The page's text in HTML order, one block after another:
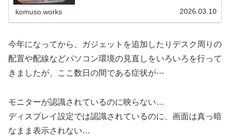
たこだわりのオーディオ構成についても詳しく解説しま
komuso.works 2026.03.10
今年になってから、ガジェットを追加したりデスク周りの
配置や配線などパソコン環境の見直しをいろいろを行って
きましたが、ここ数日の間である症状が⋯
モニターが認識されているのに映らない…
ディスプレイ設定では認識されているのに、画面は真っ暗
なまま表示されない…